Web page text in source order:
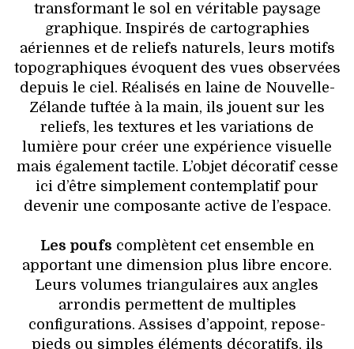
transformant le sol en véritable paysage
graphique. Inspirés de cartographies
aériennes et de reliefs naturels, leurs motifs
topographiques évoquent des vues observées
depuis le ciel. Réalisés en laine de Nouvelle-
Zélande tuftée à la main, ils jouent sur les
reliefs, les textures et les variations de
lumière pour créer une expérience visuelle
mais également tactile. L’objet décoratif cesse
ici d’être simplement contemplatif pour
devenir une composante active de l’espace.
Les poufs complètent cet ensemble en
apportant une dimension plus libre encore.
Leurs volumes triangulaires aux angles
arrondis permettent de multiples
configurations. Assises d’appoint, repose-
pieds ou simples éléments décoratifs, ils